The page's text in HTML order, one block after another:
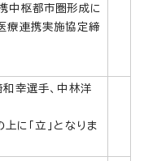
中枢都市圏形成に
療連携実施協定締
幸選手、中林洋
上に「立」となりま